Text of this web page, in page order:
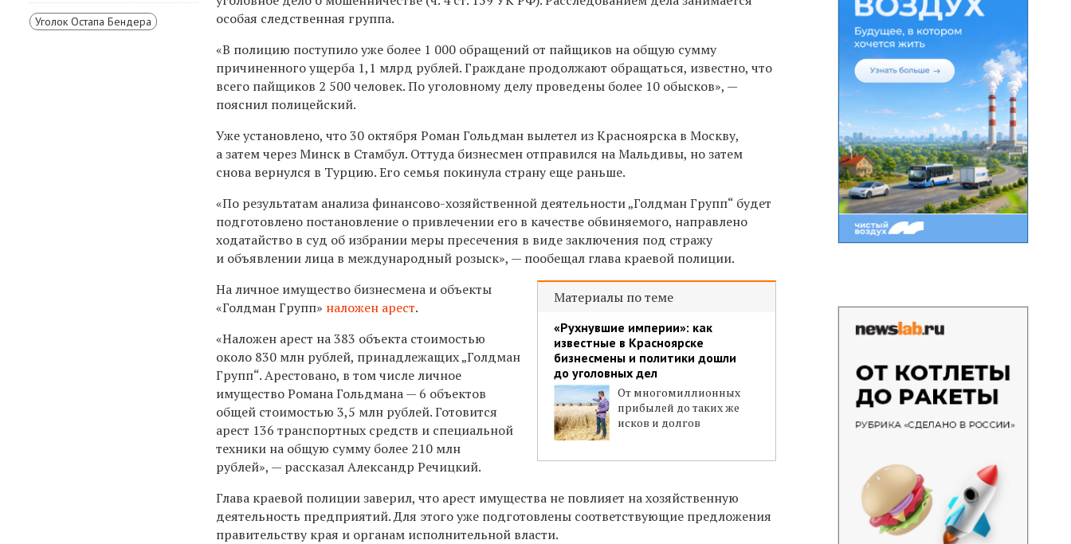
Уголок Остапа Бендера
особая следственная группа.
«В полицию поступило уже более 1 000 обращений от пайщиков на общую сумму
причиненного ущерба 1,1 млрд рублей. Граждане продолжают обращаться, известно, что
всего пайщиков 2 500 человек. По уголовному делу проведены более 10 обысков», —
пояснил полицейский.
Уже установлено, что 30 октября Роман Гольдман вылетел из Красноярска в Москву,
а затем через Минск в Стамбул. Оттуда бизнесмен отправился на Мальдивы, но затем
снова вернулся в Турцию. Его семья покинула страну еще раньше.
«По результатам анализа финансово-хозяйственной деятельности „Голдман Групп“ будет
подготовлено постановление о привлечении его в качестве обвиняемого, направлено
ходатайство в суд об избрании меры пресечения в виде заключения под стражу
и объявлении лица в международный розыск», — пообещал глава краевой полиции.
Материалы по теме
«Рухнувшие империи»: как
известные в Красноярске
бизнесмены и политики дошли
до уголовных дел
От многомиллионных
прибылей до таких же
исков и долгов
На личное имущество бизнесмена и объекты
«Голдман Групп» наложен арест.
«Наложен арест на 383 объекта стоимостью
около 830 млн рублей, принадлежащих „Голдман
Групп“. Арестовано, в том числе личное
имущество Романа Гольдмана — 6 объектов
общей стоимостью 3,5 млн рублей. Готовится
арест 136 транспортных средств и специальной
техники на общую сумму более 210 млн
рублей», — рассказал Александр Речицкий.
Глава краевой полиции заверил, что арест имущества не повлияет на хозяйственную
деятельность предприятий. Для этого уже подготовлены соответствующие предложения
правительству края и органам исполнительной власти.